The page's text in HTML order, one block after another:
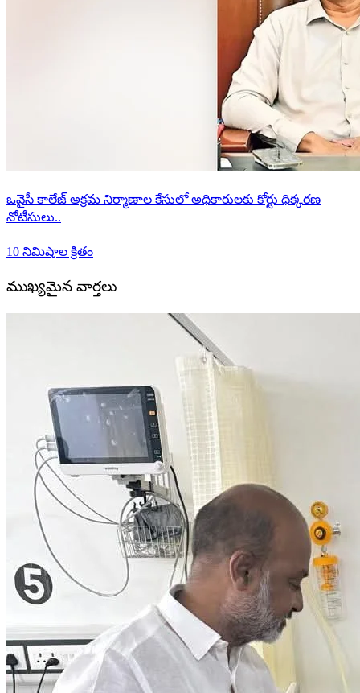
ఒవైసీ కాలేజ్ అక్రమ నిర్మాణాల కేసులో అధికారులకు కోర్టు ధిక్కరణ
నోటీసులు..
10 నిమిషాల క్రితం
ముఖ్యమైన వార్తలు